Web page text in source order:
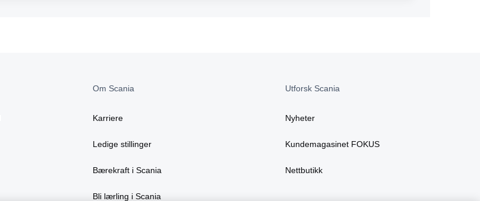
Om Scania
Karriere
Ledige stillinger
Bærekraft i Scania
Bli lærling i Scania
Utforsk Scania
Nyheter
Kundemagasinet FOKUS
Nettbutikk